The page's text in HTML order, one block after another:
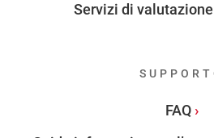
Servizi di
FAQ